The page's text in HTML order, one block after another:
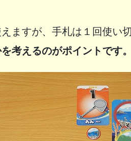
ますが、手札は１回使い切
考えるのがポイントです。